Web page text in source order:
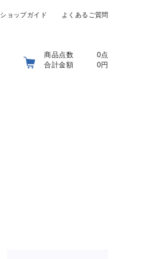
ショップガイド よくあるご質問
商品点数
0点
合計金額
0円